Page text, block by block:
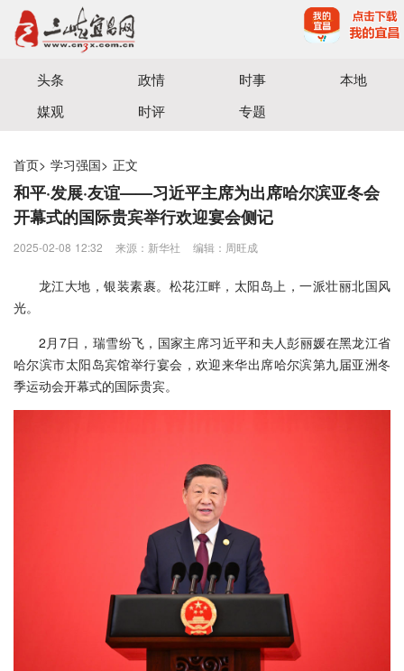
宜昌三峡融媒体中心主办
头条 政情 时事
本地
媒观
时评 专题
首页> 学习强国> 正文
和平·发展·友谊——习近平主席为出席哈尔滨亚冬会
开幕式的国际贵宾举行欢迎宴会侧记
2025-02-08 12:32 来源：新华社 编辑：周旺成
龙江大地，银装素裹。松花江畔，太阳岛上，一派壮丽北国风
光。
2月7日，瑞雪纷飞，国家主席习近平和夫人彭丽媛在黑龙江省
哈尔滨市太阳岛宾馆举行宴会，欢迎来华出席哈尔滨第九届亚洲冬
季运动会开幕式的国际贵宾。